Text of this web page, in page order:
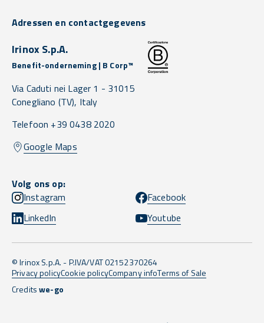
Adressen en contactgegevens
Irinox S.p.A.
Benefit-onderneming | B Corp™
Via Caduti nei Lager 1 - 31015
Conegliano (TV), Italy
Telefoon +39 0438 2020
Google Maps
Volg ons op:
Instagram
Facebook
LinkedIn
Youtube
© Irinox S.p.A. - P.IVA/VAT 02152370264
Privacy policyCookie policyCompany infoTerms of Sale
Creditswe-go